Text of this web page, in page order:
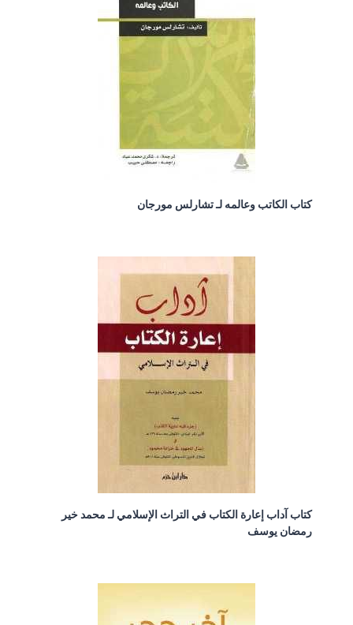
كتاب الكاتب وعالمه لـ تشارلس مورجان
كتاب آداب إعارة الكتاب في التراث الإسلامي لـ محمد خير
رمضان يوسف